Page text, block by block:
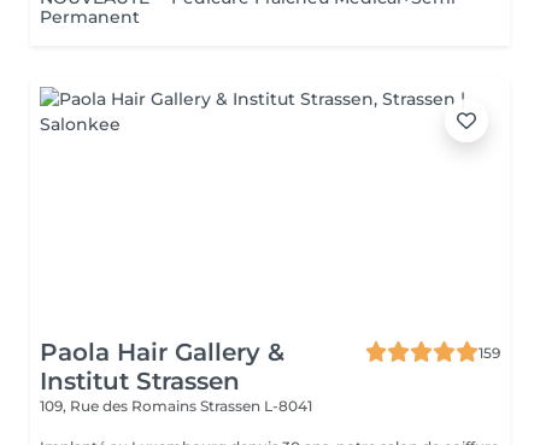
Permanent
Paola Hair Gallery &
Institut Strassen
159
109, Rue des Romains Strassen L-8041